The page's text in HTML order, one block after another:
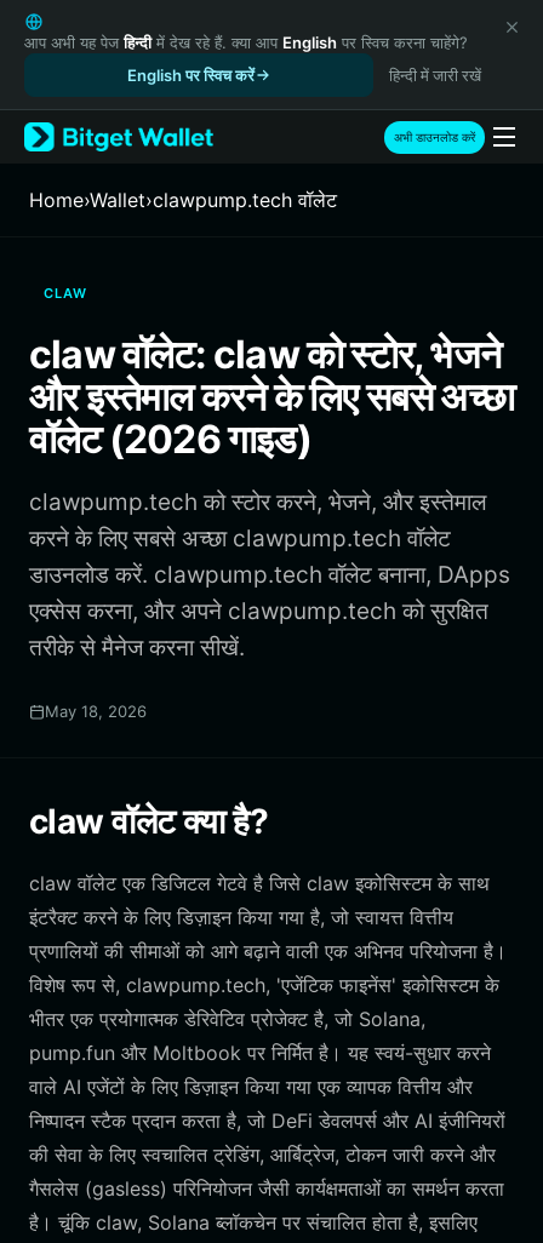
English
日本語
Русский
Español (Latinoamérica)
Türkçe
Italiano
繁體中文
Português (Portugal)
Bahasa Indonesia
ภาษาไทย
Português (Brasil)
Español (Argentina)
आप अभी यह पेजहिन्दीमें देख रहे हैं. क्या आप English पर स्विच करना चाहेंगे?
English पर स्विच करें
हिन्दी में जारी रखें
अभी डाउनलोड करें
Home›Wallet›clawpump.tech वॉलेट
CLAW
claw वॉलेट: claw को स्टोर, भेजने
और इस्तेमाल करने के लिए सबसे अच्छा
वॉलेट (2026 गाइड)
clawpump.tech को स्टोर करने, भेजने, और इस्तेमाल
करने के लिए सबसे अच्छा clawpump.tech वॉलेट
डाउनलोड करें. clawpump.tech वॉलेट बनाना, DApps
एक्सेस करना, और अपने clawpump.tech को सुरक्षित
तरीके से मैनेज करना सीखें.
May 18, 2026
claw वॉलेट क्या है?
claw वॉलेट एक डिजिटल गेटवे है जिसे claw इकोसिस्टम के साथ
इंटरैक्ट करने के लिए डिज़ाइन किया गया है, जो स्वायत्त वित्तीय
प्रणालियों की सीमाओं को आगे बढ़ाने वाली एक अभिनव परियोजना है।
विशेष रूप से, clawpump.tech, 'एजेंटिक फाइनेंस' इकोसिस्टम के
भीतर एक प्रयोगात्मक डेरिवेटिव प्रोजेक्ट है, जो Solana,
pump.fun और Moltbook पर निर्मित है। यह स्वयं-सुधार करने
वाले AI एजेंटों के लिए डिज़ाइन किया गया एक व्यापक वित्तीय और
निष्पादन स्टैक प्रदान करता है, जो DeFi डेवलपर्स और AI इंजीनियरों
की सेवा के लिए स्वचालित ट्रेडिंग, आर्बिट्रेज, टोकन जारी करने और
गैसलेस (gasless) परिनियोजन जैसी कार्यक्षमताओं का समर्थन करता
है। चूंकि claw, Solana ब्लॉकचेन पर संचालित होता है, इसलिए